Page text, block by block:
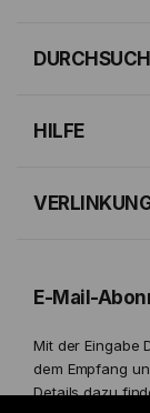
E-Mail-
Mit der Eingabe
dem Empfang
Details dazu
HILFE